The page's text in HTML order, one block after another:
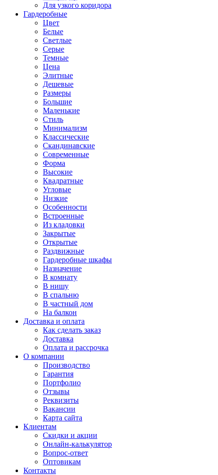
Для узкого коридора
Гардеробные
Цвет
Белые
Светлые
Серые
Темные
Цена
Элитные
Дешевые
Размеры
Большие
Маленькие
Стиль
Минимализм
Классические
Скандинавские
Современные
Форма
Высокие
Квадратные
Угловые
Низкие
Особенности
Встроенные
Из кладовки
Закрытые
Открытые
Раздвижные
Гардеробные шкафы
Назначение
В комнату
В нишу
В спальню
В частный дом
На балкон
Доставка и оплата
Как сделать заказ
Доставка
Оплата и рассрочка
О компании
Производство
Гарантия
Портфолио
Отзывы
Реквизиты
Вакансии
Карта сайта
Клиентам
Скидки и акции
Онлайн-калькулятор
Вопрос-ответ
Оптовикам
Контакты